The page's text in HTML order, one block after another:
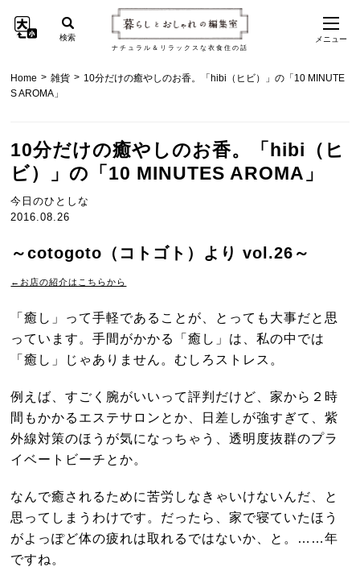
ナチュラル＆リラックスな衣食住の話
検索 メニュー
Home > 雑貨 > 10分だけの癒やしのお香。「hibi（ヒビ）」の「10 MINUTE
S AROMA」
10分だけの癒やしのお香。「hibi（ヒ
ビ）」の「10 MINUTES AROMA」
今日のひとしな
2016.08.26
～cotogoto（コトゴト）より vol.26～
←お店の紹介はこちらから
「癒し」って手軽であることが、とっても大事だと思
っています。手間がかかる「癒し」は、私の中では
「癒し」じゃありません。むしろストレス。
例えば、すごく腕がいいって評判だけど、家から２時
間もかかるエステサロンとか、日差しが強すぎて、紫
外線対策のほうが気になっちゃう、透明度抜群のプラ
イベートビーチとか。
なんで癒されるために苦労しなきゃいけないんだ、と
思ってしまうわけです。だったら、家で寝ていたほう
がよっぽど体の疲れは取れるではないか、と。……年
ですね。